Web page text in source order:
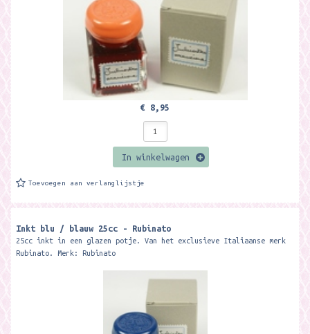
€ 8,95
In winkelwagen
Toevoegen aan verlanglijstje
Inkt blu / blauw 25cc - Rubinato
25cc inkt in een glazen potje. Van het exclusieve Italiaanse merk
Rubinato. Merk: Rubinato